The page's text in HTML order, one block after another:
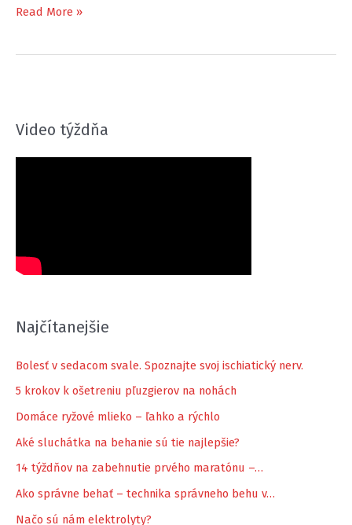
Piatkový
Read More »
Video týždňa
Najčítanejšie
Bolesť v sedacom svale. Spoznajte svoj ischiatický nerv.
5 krokov k ošetreniu pľuzgierov na nohách
Domáce ryžové mlieko – ľahko a rýchlo
Aké sluchátka na behanie sú tie najlepšie?
14 týždňov na zabehnutie prvého maratónu –…
Ako správne behať – technika správneho behu v…
Načo sú nám elektrolyty?